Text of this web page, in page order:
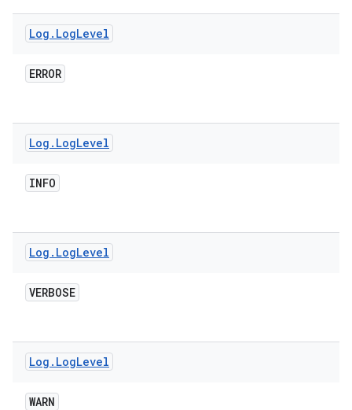
Log . LogLevel
ERROR
Log . LogLevel
INFO
Log . LogLevel
VERBOSE
Log . LogLevel
WARN